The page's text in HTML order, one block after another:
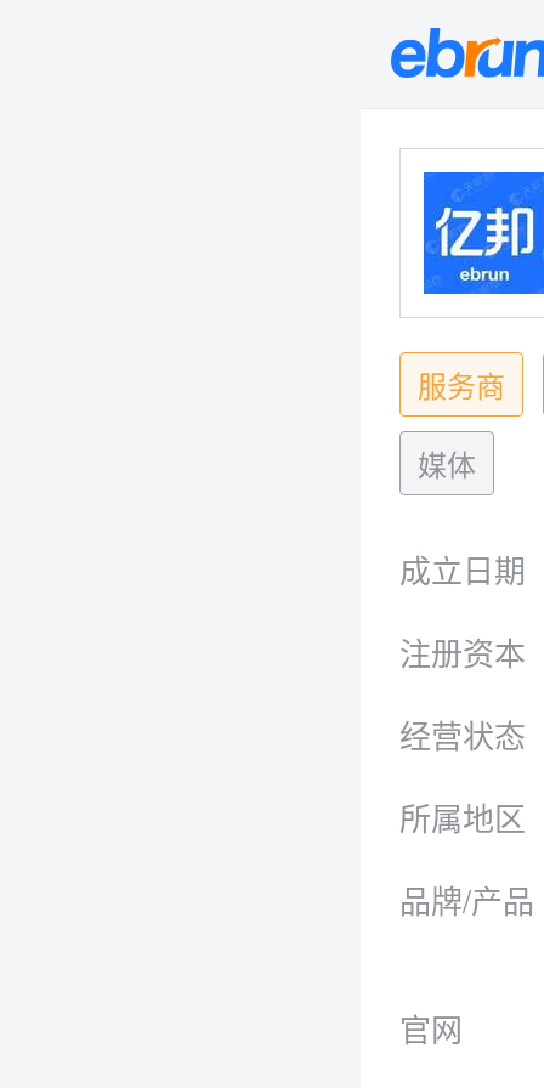
服务商
媒体
成立日期
注册资本
经营状态
所属地区
品牌/产品
官网